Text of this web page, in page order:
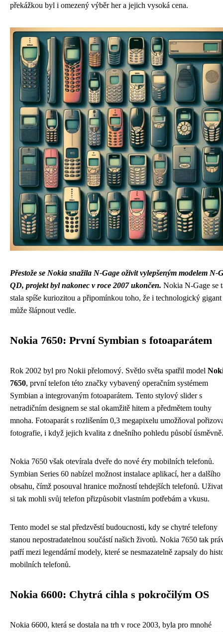
překážkou byl i omezený výběr her a jejich vysoká cena.
Přestože se Nokia snažila N-Gage oživit vylepšeným modelem N-
QD, projekt byl nakonec v roce 2007 ukončen. Nokia N-Gage se
stala spíše kuriozitou a připomínkou toho, že i technologický gigant
může šlápnout vedle.
Nokia 7650: První Symbian s fotoaparátem
Rok 2002 byl pro Nokii přelomový. Světlo světa spatřil model
7650, první telefon této značky vybavený operačním systémem
Symbian a integrovaným fotoaparátem. Tento stylový slider s
netradičním designem se stal okamžitě hitem a předmětem touhy
mnoha. Fotoaparát s rozlišením 0,3 megapixelu umožňoval
fotografie, i když jejich kvalita z dnešního pohledu působí úsměvně.
Nokia 7650 však otevírala dveře do nové éry mobilních telefonů.
Symbian Series 60 nabízel možnost instalace aplikací, her a dalšího
obsahu, čímž posouval hranice možností tehdejších telefonů.
si tak mohli svůj telefon přizpůsobit vlastním potřebám a vkusu.
Tento model se stal předzvěstí budoucnosti, kdy se chytré telefony
stanou nepostradatelnou součástí našich životů. Nokia 7650 tak
patří mezi legendární modely, které se nesmazatelně zapsaly do
mobilních telefonů.
Nokia 6600: Chytrá cihla s pokročilým OS
Nokia 6600, která se dostala na trh v roce 2003, byla pro mnohé